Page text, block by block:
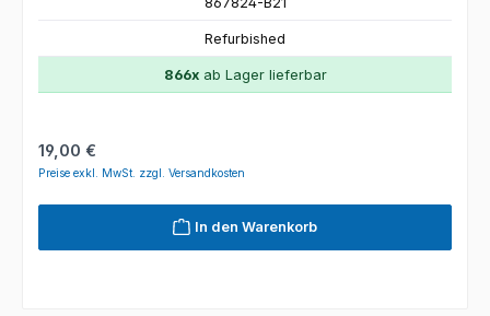
Refurbished
866xab Lager lieferbar
Regulärer Preis:
19,00 €
Preise exkl. MwSt. zzgl. Versandkosten
In den Warenkorb